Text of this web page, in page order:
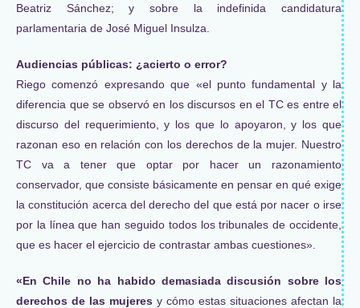
Beatriz Sánchez; y sobre la indefinida candidatura
parlamentaria de José Miguel Insulza.
Audiencias públicas: ¿acierto o error?
Riego comenzó expresando que «el punto fundamental y la
diferencia que se observó en los discursos en el TC es entre el
discurso del requerimiento, y los que lo apoyaron, y los que
razonan eso en relación con los derechos de la mujer. Nuestro
TC va a tener que optar por hacer un razonamiento
conservador, que consiste básicamente en pensar en qué exige
la constitución acerca del derecho del que está por nacer o irse
por la línea que han seguido todos los tribunales de occidente,
que es hacer el ejercicio de contrastar ambas cuestiones».
«En Chile no ha habido demasiada discusión sobre los
derechos de las mujeres y cómo estas situaciones afectan la